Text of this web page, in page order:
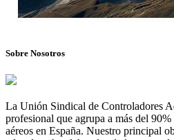
Sobre Nosotros
La Unión Sindical de Controladores
profesional que agrupa a más del
aéreos en España. Nuestro principal